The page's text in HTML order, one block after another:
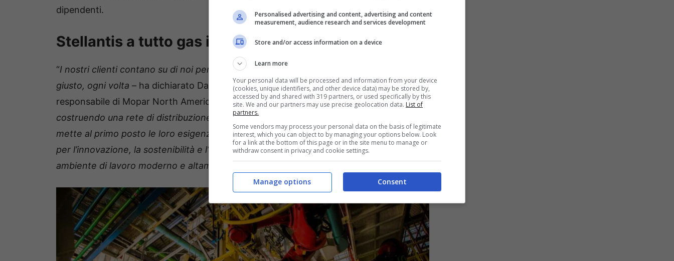
dipendenti.
Stellantis a tutto gas in Usa
“I nostri clienti contano su di noi per la consegna del ricambio giusto
giusto, ogni volta – ha dichiarato Darren Bradshaw, vicepresidente senior e
responsabile di Mopar North America –
Con il Metro Detroit Megahub, stiamo
costruendo una rete di distribuzione ricambi più veloce, intelligente e affidabile, che
mette al primo posto le loro esigenze. Questo investimento riflette il nostro impegno
per l’innovazione, la sostenibilità e l’eccellenza operativa, creando al contempo un
ambiente di lavoro moderno e altamente tecnologico per i nostri dipendenti
Personalised advertising and content, advertising and content
measurement, audience research and services development
Store and/or access information on a device
Learn more
Your personal data will be processed and information from your device
(cookies, unique identifiers, and other device data) may be stored by,
accessed by and shared with 319 partners, or used specifically by this
site. We and our partners may use precise geolocation data. List of
partners.
Some vendors may process your personal data on the basis of legitimate
interest, which you can object to by managing your options below. Look
for a link at the bottom of this page or in the site menu to manage or
withdraw consent in privacy and cookie settings.
Consent
Manage options